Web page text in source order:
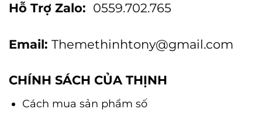
Hỗ Trợ Zalo: 0559.702.765
Email: Themethinhtony@gmail.com
CHÍNH SÁCH CỦA THỊNH
Cách mua sản phẩm số